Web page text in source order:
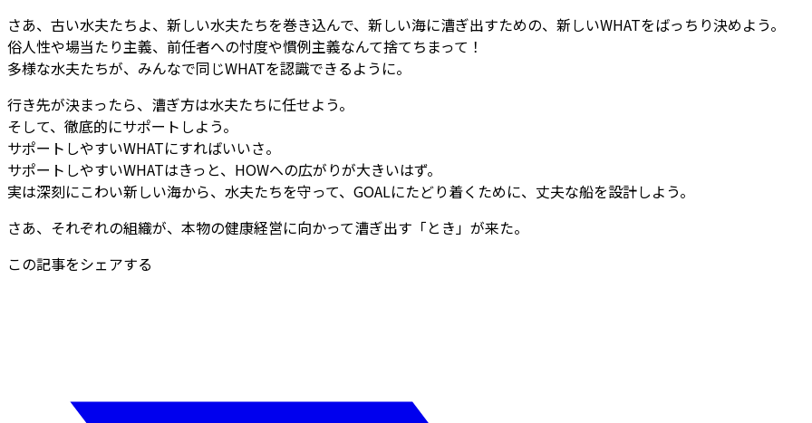
さあ、古い水夫たちよ、新しい水夫たちを巻き込んで、新しい海に漕ぎ出すための、新しいWHATをばっちり決めよう。
俗人性や場当たり主義、前任者への忖度や慣例主義なんて捨てちまって！
多様な水夫たちが、みんなで同じWHATを認識できるように。
行き先が決まったら、漕ぎ方は水夫たちに任せよう。
そして、徹底的にサポートしよう。
サポートしやすいWHATにすればいいさ。
サポートしやすいWHATはきっと、HOWへの広がりが大きいはず。
実は深刻にこわい新しい海から、水夫たちを守って、GOALにたどり着くために、丈夫な船を設計しよう。
さあ、それぞれの組織が、本物の健康経営に向かって漕ぎ出す「とき」が来た。
この記事をシェアする